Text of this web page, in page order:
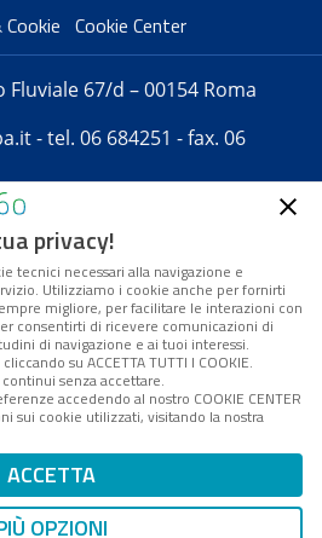
Cookie Center
Fluviale 67/d – 00154 Roma
- tel. 06 684251 - fax. 06
telematica iscritta
del Tribunale di Roma -
2008 - Direttore resp. Michela
Stentella
soggetta a Direzione e
di Digital360 S.p.A. - FPA s.r.l.
per il sistema di management
n. 10693191008 - R.E.A. Roma
ISP AWS
del sito
privacy!
tecnici necessari alla navigazione e
Utilizziamo i cookie anche per fornirti
migliore, per facilitare le interazioni con
consentirti di ricevere comunicazioni di
di navigazione e ai tuoi interessi.
su ACCETTA TUTTI I COOKIE.
senza accettare.
accedendo al nostro COOKIE CENTER
sui cookie utilizzati, visitando la nostra
ACCETTA
OPZIONI